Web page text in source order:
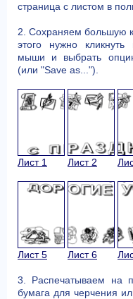
страница с листом в
2. Сохраняем большую
этого нужно
мыши и выбрать
(или "Save as...").
Лист 1 Лист 2
Лист 5 Лист 6
3. Распечатываем на
бумага для черчения